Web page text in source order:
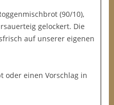
(90/10),
gelockert. Die
auf unserer eigenen
oder einen Vorschlag in